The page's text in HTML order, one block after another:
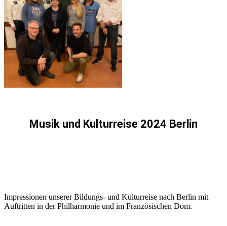
Musik und Kulturreise 2024 Berlin
Impressionen unserer Bildungs- und Kulturreise nach Berlin mit
Auftritten in der Philharmonie und im Französischen Dom.